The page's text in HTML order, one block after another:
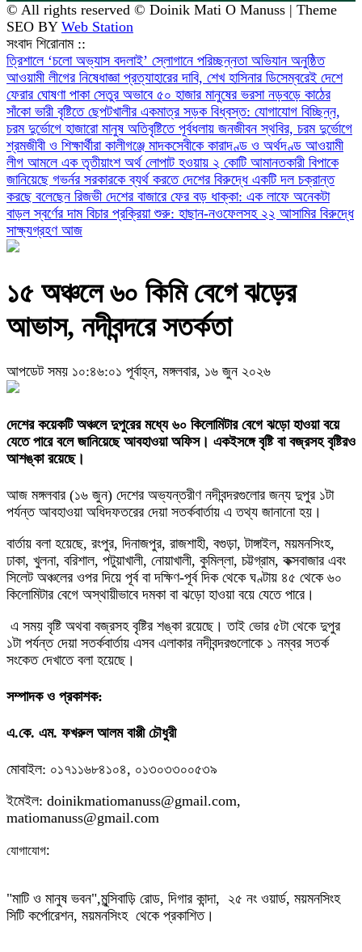
© All rights reserved © Doinik Mati O Manuss | Theme
SEO BY Web Station
সংবাদ শিরোনাম ::
‎ত্রিশালে ‘চলো অভ্যাস বদলাই’ স্লোগানে পরিচ্ছন্নতা অভিযান অনুষ্ঠিত
আওয়ামী লীগের নিষেধাজ্ঞা প্রত্যাহারের দাবি, শেখ হাসিনার ডিসেম্বরেই দেশে
ফেরার ঘোষণা পাকা সেতুর অভাবে ৫০ হাজার মানুষের ভরসা নড়বড়ে কাঠের
সাঁকো ভারী বৃষ্টিতে ছেপটখালীর একমাত্র সড়ক বিধ্বস্ত: যোগাযোগ বিচ্ছিন্ন,
চরম দুর্ভোগে হাজারো মানুষ অতিবৃষ্টিতে পূর্বধলায় জনজীবন স্থবির, চরম দুর্ভোগে
শ্রমজীবী ও শিক্ষার্থীরা কালীগঞ্জে মাদকসেবীকে কারাদণ্ড ও অর্থদণ্ড আওয়ামী
লীগ আমলে এক তৃতীয়াংশ অর্থ লোপাট হওয়ায় ২ কোটি আমানতকারী বিপাকে
জানিয়েছে গভর্নর সরকারকে ব্যর্থ করতে দেশের বিরুদ্ধে একটি দল চক্রান্ত
করছে বলেছেন রিজভী দেশের বাজারে ফের বড় ধাক্কা: এক লাফে অনেকটা
বাড়ল স্বর্ণের দাম বিচার প্রক্রিয়া শুরু: হাছান-নওফেলসহ ২২ আসামির বিরুদ্ধে
সাক্ষ্যগ্রহণ আজ
১৫ অঞ্চলে ৬০ কিমি বেগে ঝড়ের
আভাস, নদীবন্দরে সতর্কতা
আপডেট সময় ১০:৪৬:০১ পূর্বাহ্ন, মঙ্গলবার, ১৬ জুন ২০২৬
দেশের কয়েকটি অঞ্চলে দুপুরের মধ্যে ৬০ কিলোমিটার বেগে ঝড়ো হাওয়া বয়ে
যেতে পারে বলে জানিয়েছে আবহাওয়া অফিস। একইসঙ্গে বৃষ্টি বা বজ্রসহ বৃষ্টিরও
আশঙ্কা রয়েছে।
আজ মঙ্গলবার (১৬ জুন) দেশের অভ্যন্তরীণ নদীবন্দরগুলোর জন্য দুপুর ১টা
পর্যন্ত আবহাওয়া অধিদফতরের দেয়া সতর্কবার্তায় এ তথ্য জানানো হয়।
বার্তায় বলা হয়েছে, রংপুর, দিনাজপুর, রাজশাহী, বগুড়া, টাঙ্গাইল, ময়মনসিংহ,
ঢাকা, খুলনা, বরিশাল, পটুয়াখালী, নোয়াখালী, কুমিল্লা, চট্টগ্রাম, কক্সবাজার এবং
সিলেট অঞ্চলের ওপর দিয়ে পূর্ব বা দক্ষিণ-পূর্ব দিক থেকে ঘণ্টায় ৪৫ থেকে ৬০
কিলোমিটার বেগে অস্থায়ীভাবে দমকা বা ঝড়ো হাওয়া বয়ে যেতে পারে।
এ সময় বৃষ্টি অথবা বজ্রসহ বৃষ্টির শঙ্কা রয়েছে। তাই ভোর ৫টা থেকে দুপুর
১টা পর্যন্ত দেয়া সতর্কবার্তায় এসব এলাকার নদীবন্দরগুলোকে ১ নম্বর সতর্ক
সংকেত দেখাতে বলা হয়েছে।
সম্পাদক ও প্রকাশক:
এ.কে. এম. ফখরুল আলম বাপ্পী চৌধুরী
মোবাইল: ০১৭১১৬৮৪১০৪, ০১৩০৩৩০০৫৩৯
ইমেইল: doinikmatiomanuss@gmail.com,
matiomanuss@gmail.com
যোগাযোগ:
"মাটি ও মানুষ ভবন",মুন্সিবাড়ি রোড, দিগার কান্দা, ২৫ নং ওয়ার্ড, ময়মনসিংহ
সিটি কর্পোরেশন, ময়মনসিংহ থেকে প্রকাশিত।